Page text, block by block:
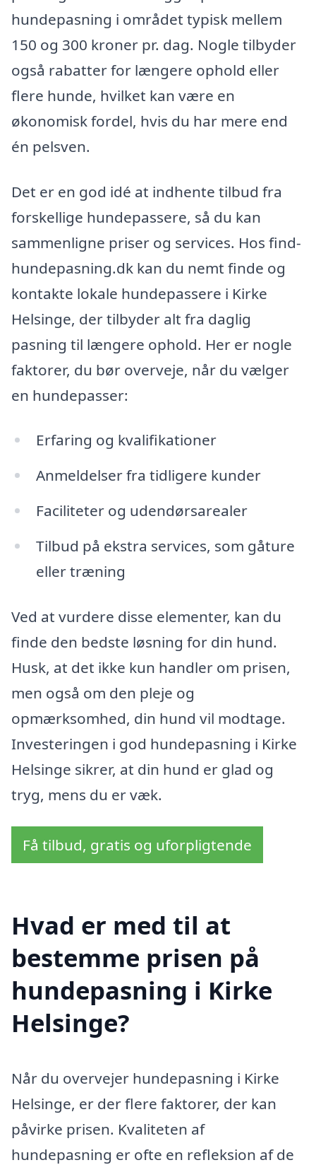
hundepasning i området typisk mellem
150 og 300 kroner pr. dag. Nogle tilbyder
også rabatter for længere ophold eller
flere hunde, hvilket kan være en
økonomisk fordel, hvis du har mere end
én pelsven.
Det er en god idé at indhente tilbud fra
forskellige hundepassere, så du kan
sammenligne priser og services. Hos find-
hundepasning.dk kan du nemt finde og
kontakte lokale hundepassere i Kirke
Helsinge, der tilbyder alt fra daglig
pasning til længere ophold. Her er nogle
faktorer, du bør overveje, når du vælger
en hundepasser:
Erfaring og kvalifikationer
Anmeldelser fra tidligere kunder
Faciliteter og udendørsarealer
Tilbud på ekstra services, som gåture
eller træning
Ved at vurdere disse elementer, kan du
finde den bedste løsning for din hund.
Husk, at det ikke kun handler om prisen,
men også om den pleje og
opmærksomhed, din hund vil modtage.
Investeringen i god hundepasning i Kirke
Helsinge sikrer, at din hund er glad og
tryg, mens du er væk.
Få tilbud, gratis og uforpligtende
Hvad er med til at
bestemme prisen på
hundepasning i Kirke
Helsinge?
Når du overvejer hundepasning i Kirke
Helsinge, er der flere faktorer, der kan
påvirke prisen. Kvaliteten af
hundepasning er ofte en refleksion af de